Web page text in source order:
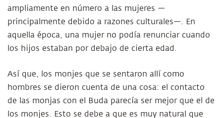
ampliamente en número a las mujeres —
principalmente debido a razones culturales—. En
aquella época, una mujer no podía renunciar cuando
los hijos estaban por debajo de cierta edad.
Así que, los monjes que se sentaron allí como
hombres se dieron cuenta de una cosa: el contacto
de las monjas con el Buda parecía ser mejor que el de
los monjes. Esto se debe a que es muy natural que